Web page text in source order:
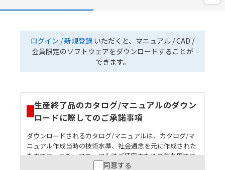
ログイン / 新規登録 いただくと、マニュアル / CAD /
会員限定のソフトウェアをダウンロードすることが
できます。
生産終了品のカタログ/マニュアルのダウン
ロードに際してのご承諾事項
ダウンロードされるカタログ/マニュアルは、カタログ/マ
ニュアル作成当時の技術水準、社会通念を元に作成された
ものです。また、マニュアルはご使用のための参考用です
ので、ご使用にあたっての安全性については十分にご配慮
同意する